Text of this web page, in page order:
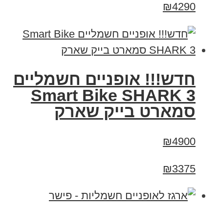
₪4290
חדש!!! אופניים חשמליים
Smart Bike SHARK 3
סמארט בייק שארק
₪4900
₪3375